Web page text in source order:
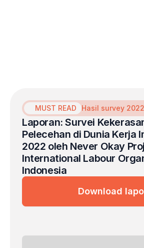
MUST READ Hasil survey 2022
Laporan: Survei
Pelecehan di Dunia Kerja
2022 oleh Never Okay
International Labour
Indonesia
Download